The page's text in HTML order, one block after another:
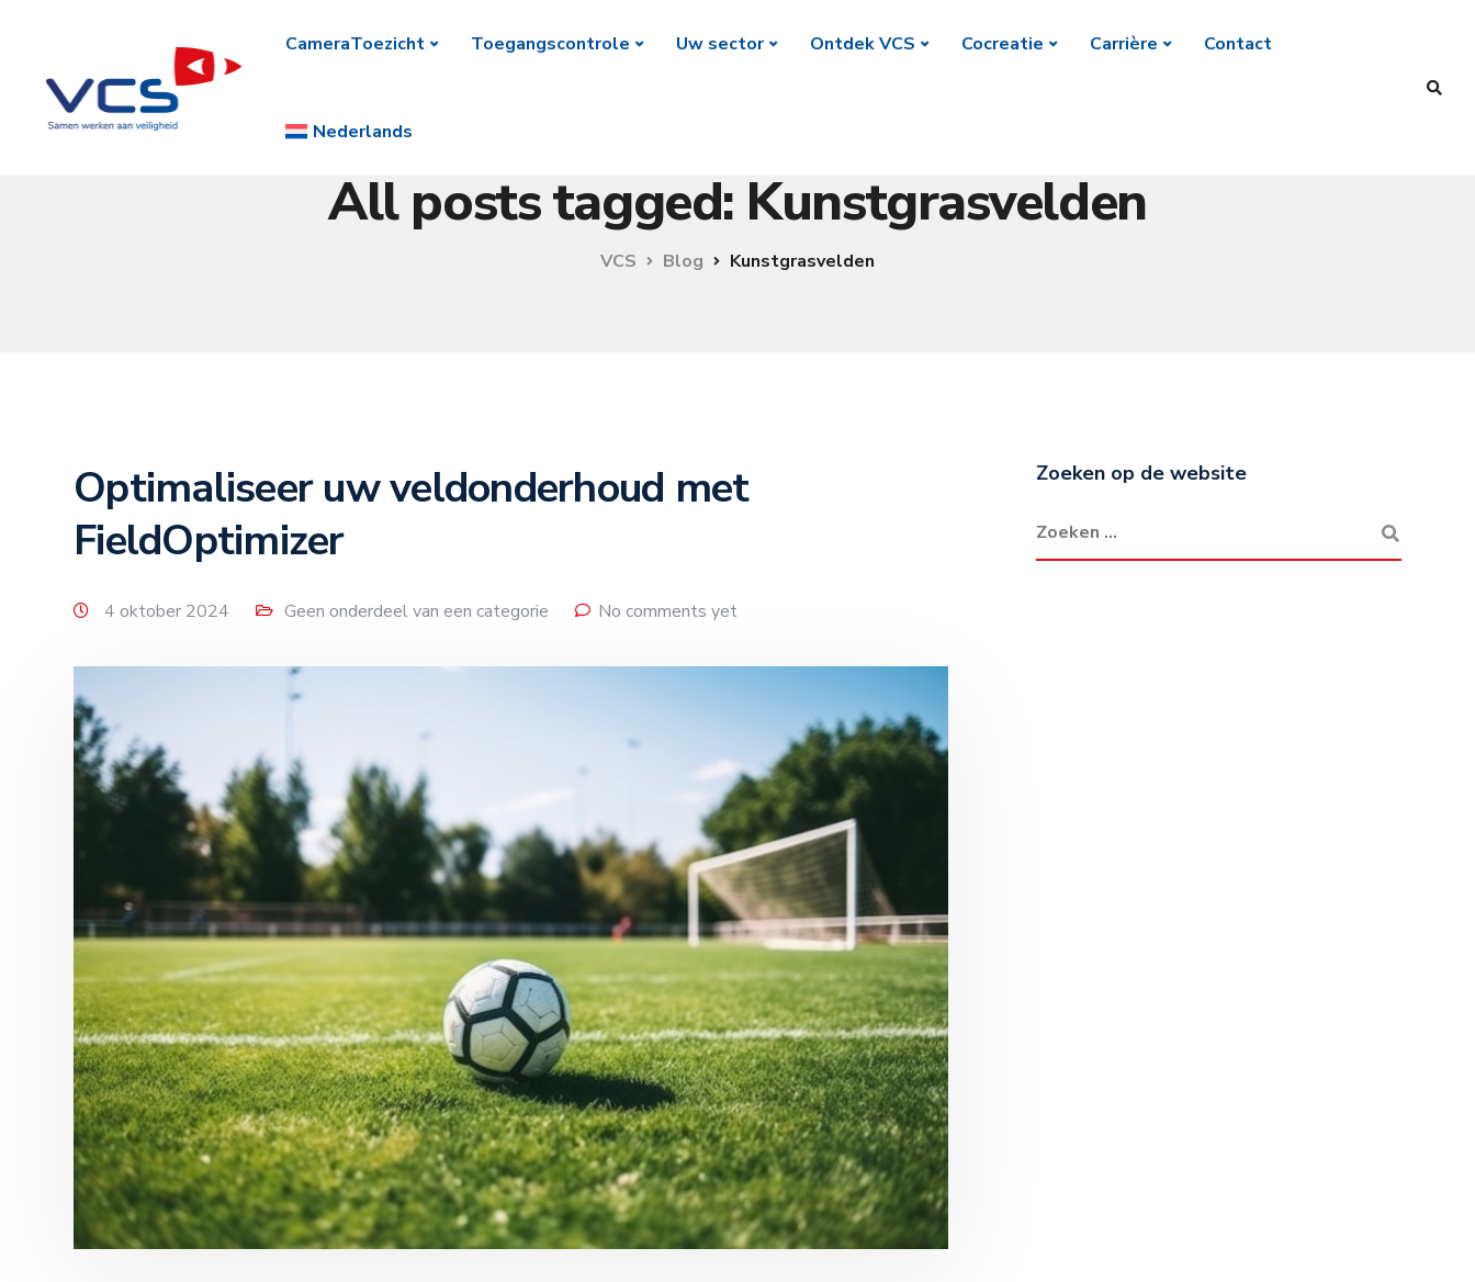
CameraToezicht Toegangscontrole Uw sector Ontdek VCS Cocreatie Carrière Contact
Nederlands
All posts tagged: Kunstgrasvelden
VCS Blog Kunstgrasvelden
Optimaliseer uw veldonderhoud met
FieldOptimizer
4 oktober 2024 Geen onderdeel van een categorie No comments yet
Zoeken op de website